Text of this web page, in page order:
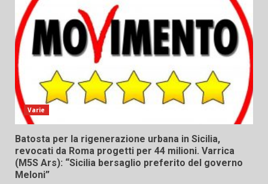
Varie
Batosta per la rigenerazione urbana in Sicilia,
revocati da Roma progetti per 44 milioni. Varrica
(M5S Ars): “Sicilia bersaglio preferito del governo
Meloni”